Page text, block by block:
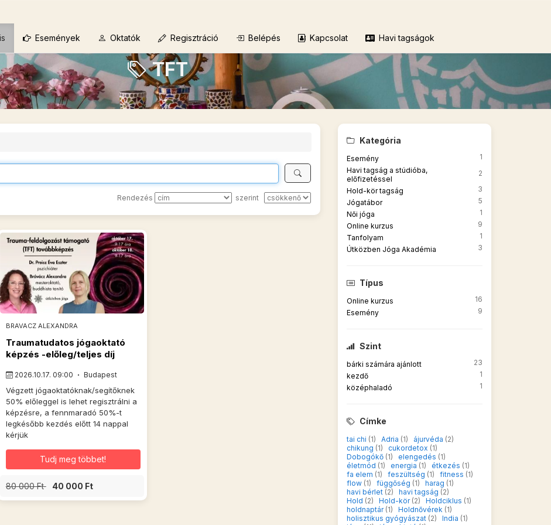
Események Oktatók Regisztráció Belépés Kapcsolat Havi tagságok
TFT
Kategória
Esemény
1
Havi tagság a stúdióba,
előfizetéssel
2
Hold-kör tagság
3
Jógatábor
5
Női jóga
1
Online kurzus
9
Tanfolyam
1
Útközben Jóga Akadémia
3
Típus
Online kurzus
16
Esemény
9
Szint
bárki számára ajánlott
23
kezdő
1
középhaladó
1
Címke
tai chi (1) Adria (1) ájurvéda (2)
chikung (1) cukordetox (1)
Dobogókő (1) elengedés (1)
életmód (1) energia (1) étkezés (1)
fa elem (1) feszültség (1) fitness (1)
flow (1) függőség (1) harag (1)
havi bérlet (2) havi tagság (2)
Hold (2) Hold-kör (2) Holdciklus (1)
holdnaptár (1) Holdnővérek (1)
holisztikus gyógyászat (2) India (1)
Rendezés szerint
BRAVACZ ALEXANDRA
Traumatudatos jógaoktató
képzés -előleg/teljes díj
2026.10.17. 09:00 Budapest
Végzett jógaoktatóknak/segítőknek
50% előleggel is lehet regisztrálni a
képzésre, a fennmaradó 50%-t
legkésőbb kezdés előtt 14 nappal
kérjük
Tudj meg többet!
80 000 Ft 40 000 Ft